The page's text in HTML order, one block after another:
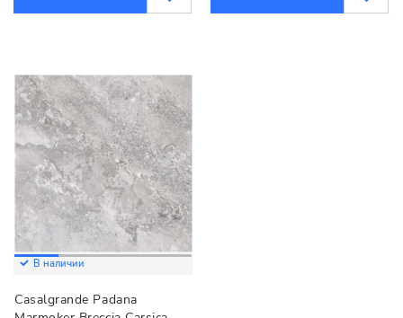
В наличии
Casalgrande Padana